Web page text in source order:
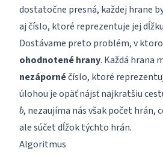
dostatočne presná, každej hrane
aj číslo, ktoré reprezentuje jej
Dostávame preto problém, v
ohodnotené hrany. Každá hrana
nezápornéčíslo, ktoré
úlohou je opäť nájsť najkratšiu
b, nezaujíma nás však počet hrán,
ale súčet dĺžok týchto hrán.
Algoritmus